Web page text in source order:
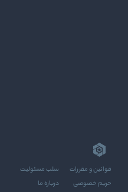
قوانین و مقررات
سلب مسئولیت
حریم خصوصی
درباره ما